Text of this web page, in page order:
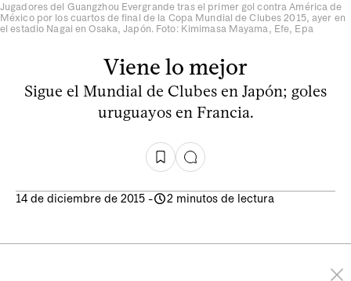
Jugadores del Guangzhou Evergrande tras el primer gol contra América de
México por los cuartos de final de la Copa Mundial de Clubes 2015, ayer en
el estadio Nagai en Osaka, Japón. Foto: Kimimasa Mayama, Efe, Epa
Viene lo mejor
Sigue el Mundial de Clubes en Japón; goles
uruguayos en Francia.
14 de diciembre de 2015 - 2 minutos de lectura